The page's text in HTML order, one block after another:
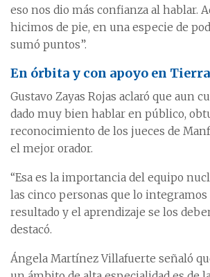
eso nos dio más confianza al hablar.
hicimos de pie, en una especie de
sumó puntos”.
En órbita y con apoyo en Tierra
Gustavo Zayas Rojas aclaró que aun
dado muy bien hablar en público,
reconocimiento de los jueces de
el mejor orador.
“Esa es la importancia del equipo
las cinco personas que lo integramos
resultado y el aprendizaje se los
destacó.
Ángela Martínez Villafuerte señaló